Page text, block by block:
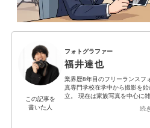
この記事を
書いた人
フォトグラファー
福井達也
業界歴8年目のフリーランスフ
真専門学校在学中から撮影を
立。 現在は家族写真を中心に
続